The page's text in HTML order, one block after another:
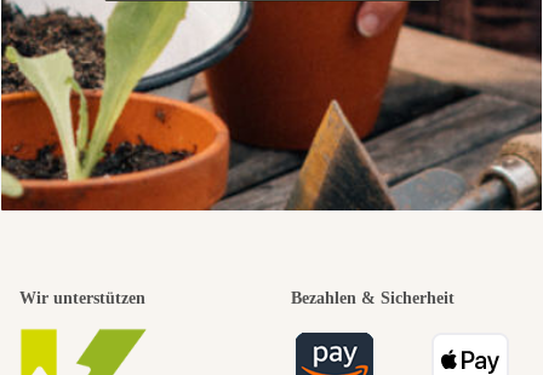
Wir unterstützen Bezahlen & Sicherheit